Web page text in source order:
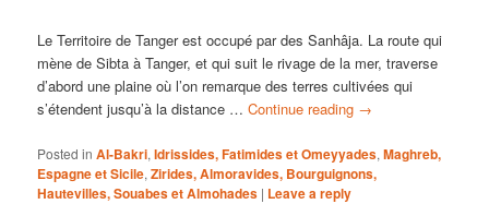
Le Territoire de Tanger est occupé par des Sanhâja. La route qui
mène de Sibta à Tanger, et qui suit le rivage de la mer, traverse
d’abord une plaine où l’on remarque des terres cultivées qui
s’étendent jusqu’à la distance …Continue reading →
Posted in Al-Bakri,Idrissides, Fatimides et Omeyyades,Maghreb,
Espagne et Sicile,Zirides, Almoravides, Bourguignons,
Hautevilles, Souabes et Almohades | Leave a reply